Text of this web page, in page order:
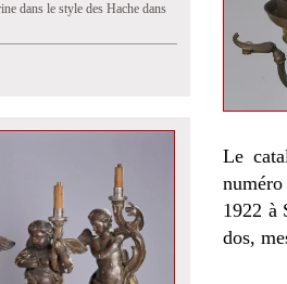
dans le style des Hache dans
Le
1922 à
dos,